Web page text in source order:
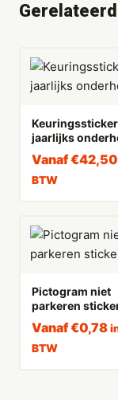
Keuringssticker
jaarlijks
Vanaf€42,50
BTW
Pictogram niet
parkeren
Vanaf€0,78
BTW